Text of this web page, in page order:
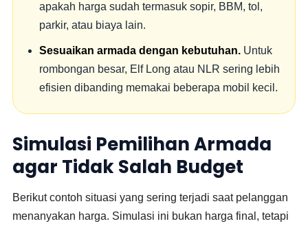
apakah harga sudah termasuk sopir, BBM, tol,
parkir, atau biaya lain.
Sesuaikan armada dengan kebutuhan. Untuk
rombongan besar, Elf Long atau NLR sering lebih
efisien dibanding memakai beberapa mobil kecil.
Simulasi Pemilihan Armada
agar Tidak Salah Budget
Berikut contoh situasi yang sering terjadi saat pelanggan
menanyakan harga. Simulasi ini bukan harga final, tetapi